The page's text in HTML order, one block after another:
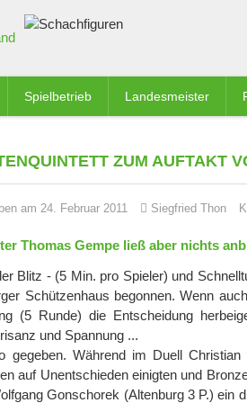
Spielbetrieb Landesmeister
ZUM AUFTAKT
am 24. Februar 2011 Siegfried Thon
Thomas Gempe ließ aber nichts
Blitz - (5 Min. pro Spieler) und
Schützenhaus begonnen. Wenn
(5 Runde) die Entscheidung
und Spannung ...
gegeben. Während im Duell
auf Unentschieden einigten und
Gonschorek (Altenburg 3 P.)